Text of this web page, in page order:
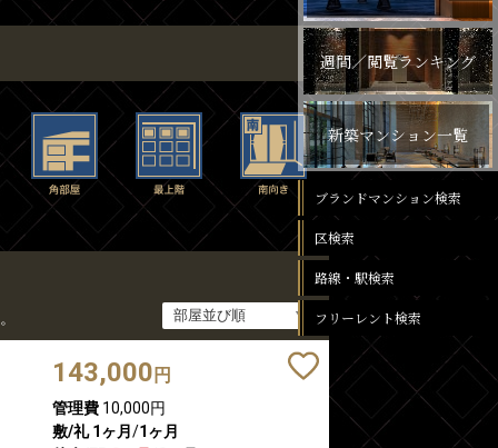
143,000 円
管理費10,000円
敷/礼 1ヶ月 /1ヶ月
週間／閲覧ランキング
新築マンション一覧
ブランドマンション検索
区検索
路線・駅検索
フリーレント検索